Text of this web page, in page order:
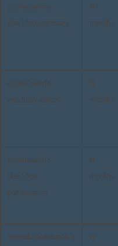
cookielawinfo-
checkbox-necessary
11
months
cookielawinfo-
checkbox-others
11
months
cookielawinfo-
checkbox-
performance
11
months
viewed_cookie_policy
11